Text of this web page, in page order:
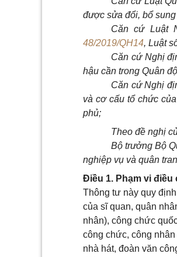
được sửa đổi, bổ
Căn cứ Luật
48/2019/QH14, Luật
Căn cứ Nghị
hậu cần trong Quân
Căn cứ Nghị
và cơ cấu tổ chức
phủ;
Theo đề nghị
Bộ trưởng Bộ
nghiệp vụ và quân
Điều 1. Phạm vi điều
Thông tư này quy
của sĩ quan, quân
nhân), công chức
công chức, công
nhà hát, đoàn văn